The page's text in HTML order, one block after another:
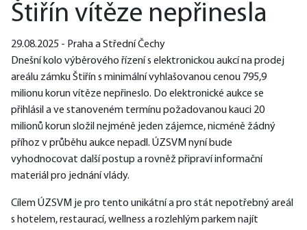
Štiřín vítěze nepřinesla
29.08.2025 - Praha a Střední Čechy
Dnešní kolo výběrového řízení s elektronickou aukcí na prodej
areálu zámku Štiřín s minimální vyhlašovanou cenou 795,9
milionu korun vítěze nepřineslo. Do elektronické aukce se
přihlásil a ve stanoveném termínu požadovanou kauci 20
milionů korun složil nejméně jeden zájemce, nicméně žádný
příhoz v průběhu aukce nepadl. ÚZSVM nyní bude
vyhodnocovat další postup a rovněž připraví informační
materiál pro jednání vlády.
Cílem ÚZSVM je pro tento unikátní a pro stát nepotřebný areál
s hotelem, restaurací, wellness a rozlehlým parkem najít